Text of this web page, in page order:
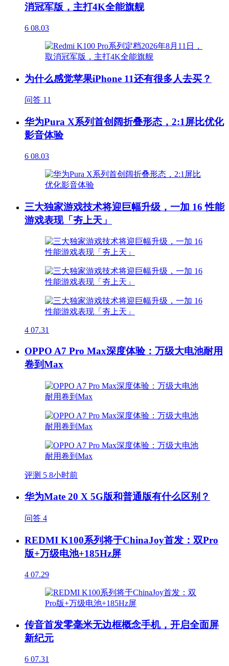
消冠军版，主打4K全能旗舰
6 08.03
为什么感觉苹果iPhone 11还有很多人去买？
问答 11
华为Pura X系列首创阔折叠形态，2:1屏比优化
影音体验
6 08.03
三大独家游戏技术将迎巨幅升级，一加 16 性能
游戏表现「夯上天」
4 07.31
OPPO A7 Pro Max深度体验：万级大电池耐用
卷到Max
评测 5 8小时前
华为Mate 20 X 5G版和普通版有什么区别？
问答 4
REDMI K100系列将于ChinaJoy首发：双Pro
版+万级电池+185Hz屏
4 07.29
传音首发零毫米无边框概念手机，开启全面屏
新纪元
6 07.31